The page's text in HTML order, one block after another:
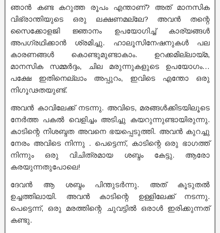
ഞാൻ കണ്ട കറുത്ത രൂപം എന്താണ്? അത് മാനസിക
വിഭ്രാന്തിയുടെ ഒരു ലക്ഷണമല്ലേ? അവൻ തന്റെ
സൈക്കോളജി ജ്ഞാനം ഉപയോഗിച്ച് കാര്യങ്ങൾ
അപഗ്രഥിക്കാൻ ശ്രമിച്ചു. ഹാലൂസിനേഷനുകൾ പല
കാരണങ്ങൾ കൊണ്ടുമുണ്ടാകാം. ഉറക്കമില്ലായ്മ,
മാനസിക സമ്മർദ്ദം, ചില മരുന്നുകളുടെ ഉപയോഗം…
പക്ഷേ ഇതിനെല്ലാം അപ്പുറം, ഇവിടെ എന്തോ ഒരു
നിഗൂഢതയുണ്ട്.
അവൻ കാവിലേക്ക് നടന്നു. അവിടെ, മരങ്ങൾക്കിടയിലൂടെ
നേർത്ത പകൽ വെളിച്ചം അടിച്ചു കയറുന്നുണ്ടായിരുന്നു.
കാടിന്റെ നിശബ്ദത അവനെ ഭയപ്പെടുത്തി. അവൻ കുറച്ചു
നേരം അവിടെ നിന്നു . പെട്ടെന്ന്, കാടിന്റെ ഒരു ഭാഗത്ത്
നിന്നും ഒരു വിചിത്രമായ ശബ്ദം കേട്ടു. ആരോ
കരയുന്നതുപോലെ!
ദേവൻ ആ ശബ്ദം പിന്തുടർന്നു. അത് കൂടുതൽ
ഉച്ചത്തിലായി. അവൻ കാടിന്റെ ഉള്ളിലേക്ക് നടന്നു.
പെട്ടെന്ന്, ഒരു മരത്തിന്റെ ചുവട്ടിൽ ഒരാൾ ഇരിക്കുന്നത്
കണ്ടു.